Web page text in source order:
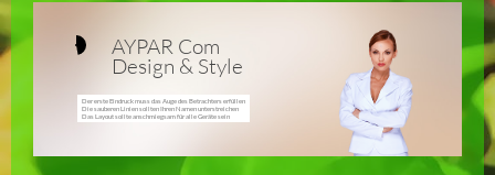
AYPAR Com
Design & Style
Der erste Eindruck muss das Auge des Betrachters erfüllen
Die sauberen Linien sollten Ihren Namen unterstreichen
Das Layout sollte anschmiegsam für alle Geräte sein